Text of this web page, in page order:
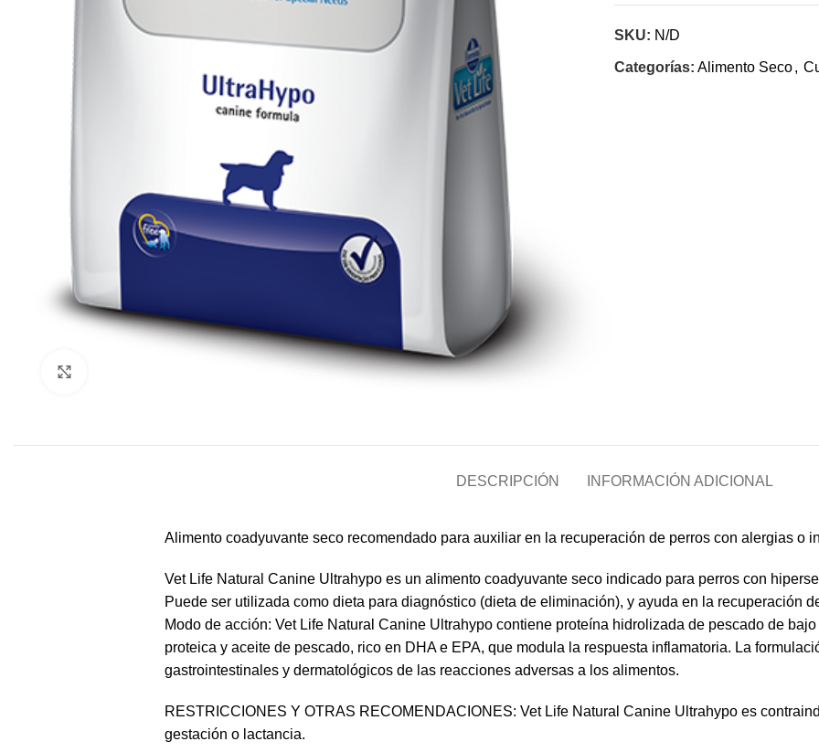
SKU: N/D
Categorías: Alimento Seco,
DESCRIPCIÓN INFORMACIÓN ADICIONAL
Alimento coadyuvante seco recomendado para auxiliar en la recuperación de perros con alergias o
Vet Life Natural Canine Ultrahypo es un alimento coadyuvante seco indicado para perros con
Puede ser utilizada como dieta para diagnóstico (dieta de eliminación), y ayuda en la recuperación
Modo de acción: Vet Life Natural Canine Ultrahypo contiene proteína hidrolizada de pescado de
proteica y aceite de pescado, rico en DHA e EPA, que modula la respuesta inflamatoria. La
gastrointestinales y dermatológicos de las reacciones adversas a los alimentos.
RESTRICCIONES Y OTRAS RECOMENDACIONES: Vet Life Natural Canine Ultrahypo es
gestación o lactancia.